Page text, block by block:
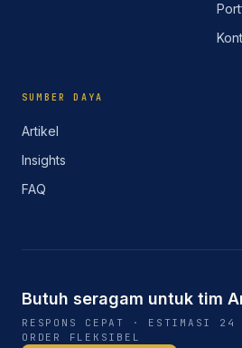
SUMBER DAYA
Artikel
Insights
FAQ
Butuh seragam untuk tim
RESPONS CEPAT · ESTIMASI 24
ORDER FLEKSIBEL